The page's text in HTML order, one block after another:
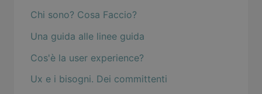
Chi sono? Cosa Faccio?
Una guida alle linee guida
Cos'è la user experience?
Ux e i bisogni. Dei committenti